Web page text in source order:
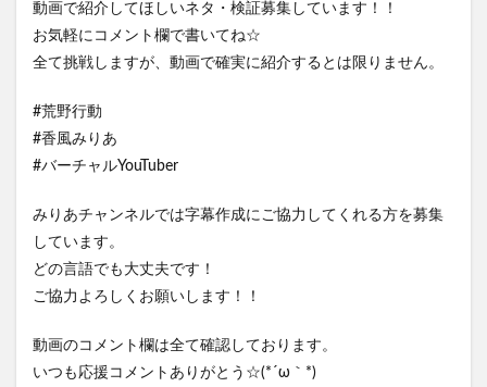
動画で紹介してほしいネタ・検証募集しています！！
お気軽にコメント欄で書いてね☆
全て挑戦しますが、動画で確実に紹介するとは限りません。
#荒野行動
#香風みりあ
#バーチャルYouTuber
みりあチャンネルでは字幕作成にご協力してくれる方を募集
しています。
どの言語でも大丈夫です！
ご協力よろしくお願いします！！
動画のコメント欄は全て確認しております。
いつも応援コメントありがとう☆(*´ω｀*)